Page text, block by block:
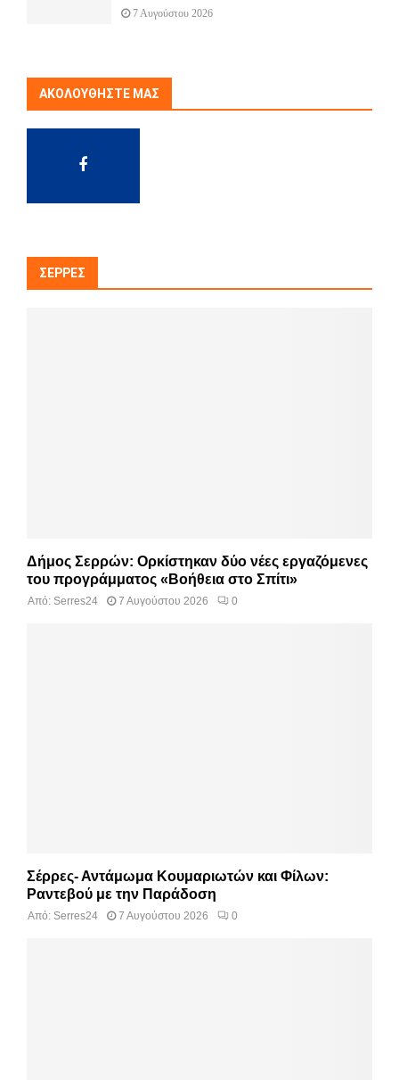
7 Αυγούστου 2026
ΑΚΟΛΟΥΘΉΣΤΕ ΜΑΣ
ΣΈΡΡΕΣ
Δήμος Σερρών: Ορκίστηκαν δύο νέες εργαζόμενες
του προγράμματος «Βοήθεια στο Σπίτι»
Από: Serres24 7 Αυγούστου 2026 0
Σέρρες- Αντάμωμα Κουμαριωτών και Φίλων:
Ραντεβού με την Παράδοση
Από: Serres24 7 Αυγούστου 2026 0